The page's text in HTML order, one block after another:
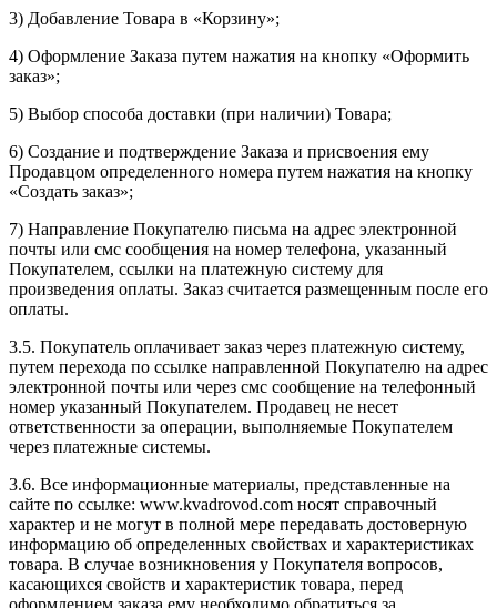
3) Добавление Товара в «Корзину»;
4) Оформление Заказа путем нажатия на кнопку «Оформить
заказ»;
5) Выбор способа доставки (при наличии) Товара;
6) Создание и подтверждение Заказа и присвоения ему
Продавцом определенного номера путем нажатия на кнопку
«Создать заказ»;
7) Направление Покупателю письма на адрес электронной
почты или смс сообщения на номер телефона, указанный
Покупателем, ссылки на платежную систему для
произведения оплаты. Заказ считается размещенным после его
оплаты.
3.5. Покупатель оплачивает заказ через платежную систему,
путем перехода по ссылке направленной Покупателю на адрес
электронной почты или через смс сообщение на телефонный
номер указанный Покупателем. Продавец не несет
ответственности за операции, выполняемые Покупателем
через платежные системы.
3.6. Все информационные материалы, представленные на
сайте по ссылке: www.kvadrovod.com носят справочный
характер и не могут в полной мере передавать достоверную
информацию об определенных свойствах и характеристиках
товара. В случае возникновения у Покупателя вопросов,
касающихся свойств и характеристик товара, перед
оформлением заказа ему необходимо обратиться за